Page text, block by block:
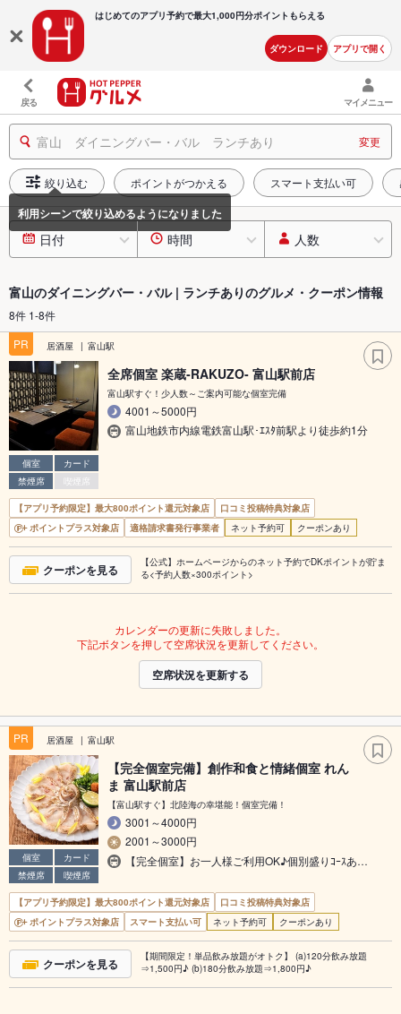
はじめてのアプリ予約で最大1,000円分ポイントもらえる
ダウンロード アプリで開く
戻る マイメニュー
富山 ダイニングバー・バル ランチあり 変更
絞り込む ポイントがつかえる スマート支払い可
日付 時間 人数
富山のダイニングバー・バル | ランチありのグルメ・クーポン情報
8件 1-8件
PR
居酒屋 富山駅
個室
カード
禁煙席
喫煙席
全席個室 楽蔵‐RAKUZO‐ 富山駅前店
富山駅すぐ！少人数～ご案内可能な個室完備
4001～5000円
富山地鉄市内線電鉄富山駅･ｴｽﾀ前駅より徒歩約1分
【アプリ予約限定】最大800ポイント還元対象店
口コミ投稿特典対象店
ポイントプラス対象店
適格請求書発行事業者 ネット予約可 クーポンあり
クーポンを見る
【公式】ホームページからのネット予約でDKポイントが貯ま
る<予約人数×300ポイント>
カレンダーの更新に失敗しました。
下記ボタンを押して空席状況を更新してください。
空席状況を更新する
PR 居酒屋 富山駅
個室
カード
禁煙席
喫煙席
【完全個室完備】創作和食と情緒個室 れん
ま 富山駅前店
【富山駅すぐ】北陸海の幸堪能！個室完備！
3001～4000円
2001～3000円
【完全個室】お一人様ご利用OK♪個別盛りｺｰｽあ…
【アプリ予約限定】最大800ポイント還元対象店
口コミ投稿特典対象店
ポイントプラス対象店
スマート支払い可 ネット予約可 クーポンあり
クーポンを見る
【期間限定！単品飲み放題がオトク】 (a)120分飲み放題
⇒1,500円♪ (b)180分飲み放題⇒1,800円♪